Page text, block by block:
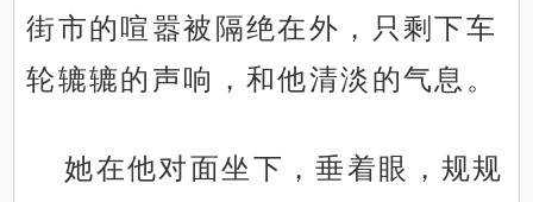
街市的喧嚣被隔绝在外，只剩下车
轮辘辘的声响，和他清淡的气息。
她在他对面坐下，垂着眼，规规